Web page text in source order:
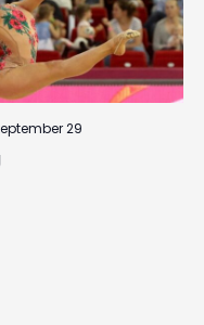
29